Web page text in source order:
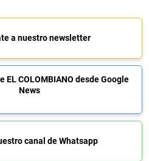
a nuestro newsletter
EL COLOMBIANO desde Google
News
canal de Whatsapp